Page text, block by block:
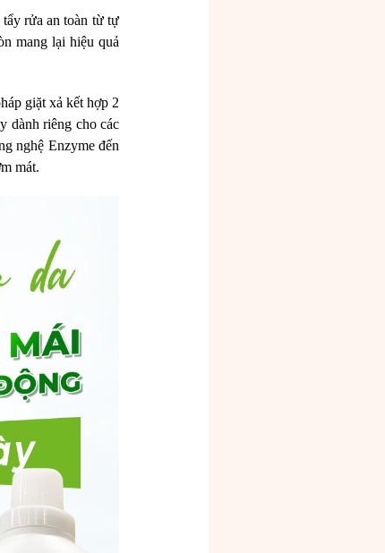
tẩy rửa an toàn từ tự
mang lại hiệu quả
giặt xả kết hợp 2
dành riêng cho các
nghệ Enzyme đến
mát.